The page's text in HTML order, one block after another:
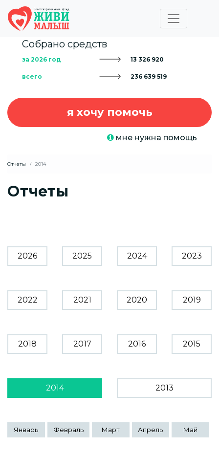
Собрано средств
за 2026 год 13 326 920
всего 236 639 519
я хочу помочь
мне нужна помощь
Отчеты 2014
Отчеты
2026 2025 2024 2023
2022 2021 2020 2019
2018 2017 2016 2015
2014 2013
Январь Февраль Март Апрель Май